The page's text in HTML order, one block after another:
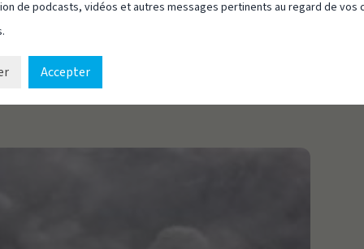
dans Genèse 4 et 5 (2)
de podcasts, vidéos et autres messages pertinents au regard de vos
Accepter